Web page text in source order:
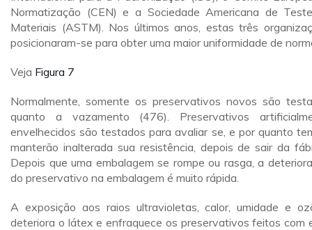
Normatização (CEN) e a Sociedade Americana de
Materiais (ASTM). Nos últimos anos, estas três
posicionaram-se para obter uma maior uniformidade de
Veja Figura 7
Normalmente, somente os preservativos novos são
quanto a vazamento (476). Preservativos
envelhecidos são testados para avaliar se, e por quanto
manterão inalterada sua resistência, depois de sair da
Depois que uma embalagem se rompe ou rasga, a
do preservativo na embalagem é muito rápida.
A exposição aos raios ultravioletas, calor, umidade e
deteriora o látex e enfraquece os preservativos feitos com